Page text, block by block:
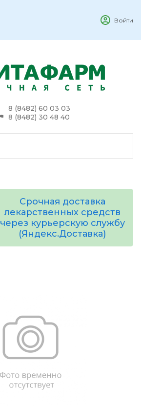
Войти
8 (8482) 60 03 03
8 (8482) 30 48 40
Срочная доставка
лекарственных средств
через курьерскую службу
(Яндекс.Доставка)